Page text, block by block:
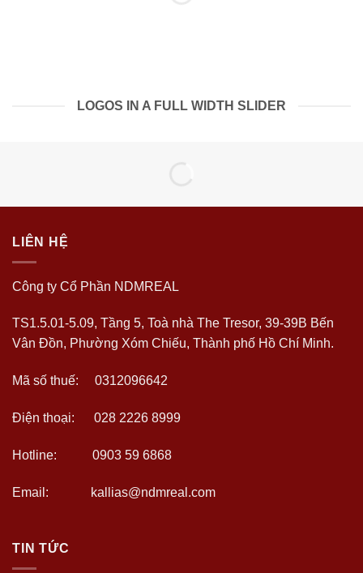
LOGOS IN A FULL WIDTH SLIDER
LIÊN HỆ
Công ty Cổ Phần NDMREAL
TS1.5.01-5.09, Tầng 5, Toà nhà The Tresor, 39-39B Bến
Vân Đồn, Phường Xóm Chiếu, Thành phố Hồ Chí Minh.
Mã số thuế: 0312096642
Điện thoại: 028 2226 8999
Hotline: 0903 59 6868
Email: kallias@ndmreal.com
TIN TỨC